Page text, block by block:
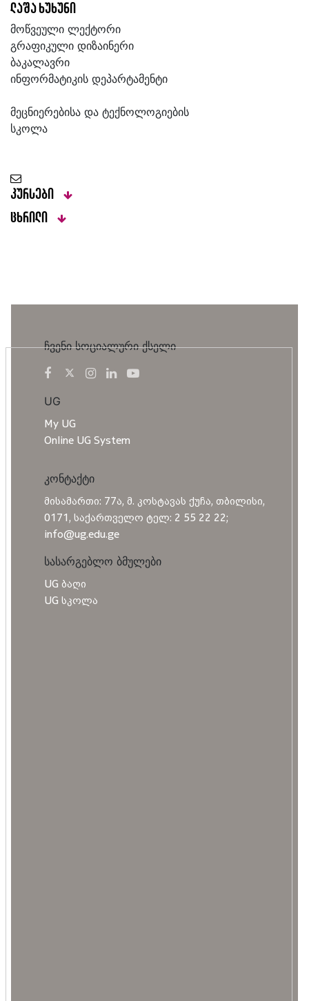
ლაშა ხუხუნი
მოწვეული ლექტორი
გრაფიკული დიზაინერი
ბაკალავრი
ინფორმატიკის დეპარტამენტი
მეცნიერებისა და ტექნოლოგიების
სკოლა
კურსები
ცხრილი
ჩვენი სოციალური ქსელი
UG
My UG
Online UG System
კონტაქტი
მისამართი: 77ა, მ. კოსტავას ქუჩა, თბილისი,
0171, საქართველო ტელ: 2 55 22 22;
info@ug.edu.ge
სასარგებლო ბმულები
UG ბაღი
UG სკოლა